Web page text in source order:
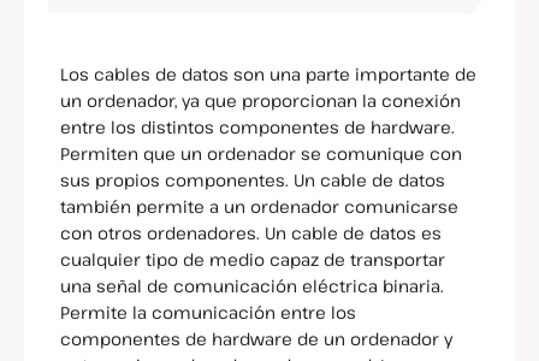
Los cables de datos son una parte importante de
un ordenador, ya que proporcionan la conexión
entre los distintos componentes de hardware.
Permiten que un ordenador se comunique con
sus propios componentes. Un cable de datos
también permite a un ordenador comunicarse
con otros ordenadores. Un cable de datos es
cualquier tipo de medio capaz de transportar
una señal de comunicación eléctrica binaria.
Permite la comunicación entre los
componentes de hardware de un ordenador y